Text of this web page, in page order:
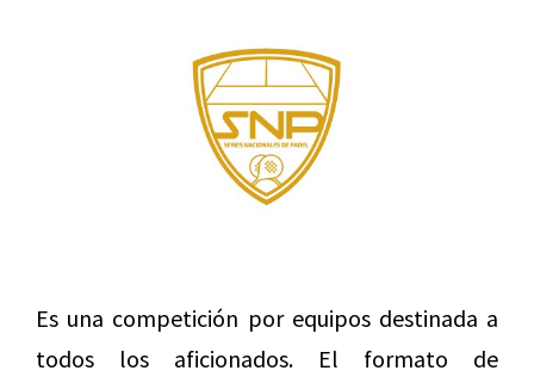
Es una competición por equipos destinada a
todos los aficionados. El formato de